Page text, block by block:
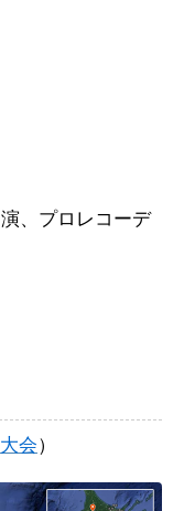
、プロレコーデ
会）